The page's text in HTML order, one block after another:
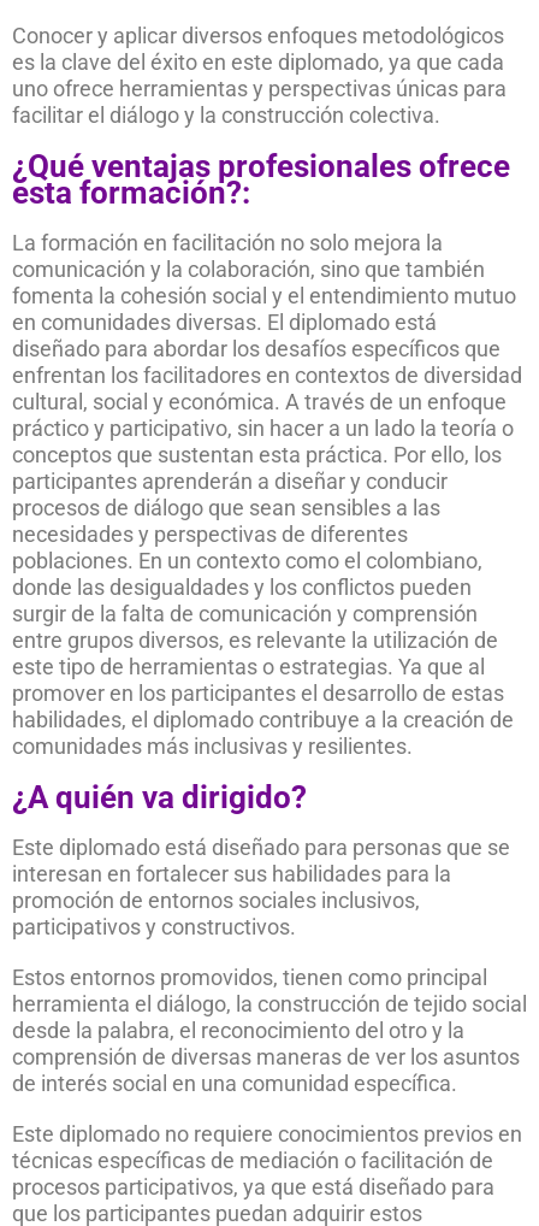
Conocer y aplicar diversos enfoques metodológicos
es la clave del éxito en este diplomado, ya que cada
uno ofrece herramientas y perspectivas únicas para
facilitar el diálogo y la construcción colectiva.
¿Qué ventajas profesionales ofrece
esta formación?:
La formación en facilitación no solo mejora la
comunicación y la colaboración, sino que también
fomenta la cohesión social y el entendimiento mutuo
en comunidades diversas. El diplomado está
diseñado para abordar los desafíos específicos que
enfrentan los facilitadores en contextos de diversidad
cultural, social y económica. A través de un enfoque
práctico y participativo, sin hacer a un lado la teoría o
conceptos que sustentan esta práctica. Por ello, los
participantes aprenderán a diseñar y conducir
procesos de diálogo que sean sensibles a las
necesidades y perspectivas de diferentes
poblaciones. En un contexto como el colombiano,
donde las desigualdades y los conflictos pueden
surgir de la falta de comunicación y comprensión
entre grupos diversos, es relevante la utilización de
este tipo de herramientas o estrategias. Ya que al
promover en los participantes el desarrollo de estas
habilidades, el diplomado contribuye a la creación de
comunidades más inclusivas y resilientes.
¿A quién va dirigido?
Este diplomado está diseñado para personas que se
interesan en fortalecer sus habilidades para la
promoción de entornos sociales inclusivos,
participativos y constructivos.
Estos entornos promovidos, tienen como principal
herramienta el diálogo, la construcción de tejido social
desde la palabra, el reconocimiento del otro y la
comprensión de diversas maneras de ver los asuntos
de interés social en una comunidad específica.
Este diplomado no requiere conocimientos previos en
técnicas específicas de mediación o facilitación de
procesos participativos, ya que está diseñado para
que los participantes puedan adquirir estos